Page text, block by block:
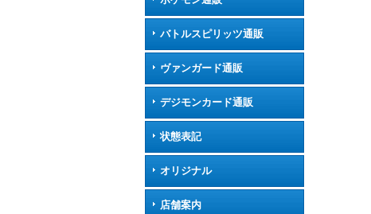
バトルスピリッツ通販
ヴァンガード通販
デジモンカード通販
状態表記
オリジナル
店舗案内